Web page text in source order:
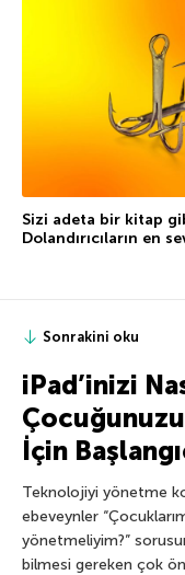
Sizi adeta bir kitap
Dolandırıcıların en
Sonrakini oku
iPad’inizi
İçin
Teknolojiyi yönetme
ebeveynler
yönetmeliyim?”
bilmesi gereken çok